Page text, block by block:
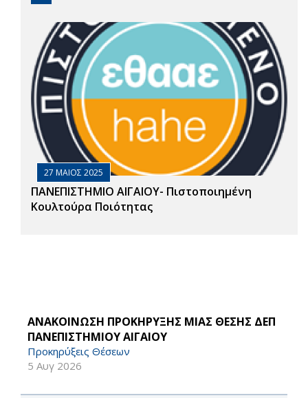
27 ΜΑΙΟΣ 2025
ΠΑΝΕΠΙΣΤΗΜΙΟ ΑΙΓΑΙΟΥ- Πιστοποιημένη
Κουλτούρα Ποιότητας
ΑΝΑΚΟΙΝΩΣΗ ΠΡΟΚΗΡΥΞΗΣ ΜΙΑΣ ΘΕΣΗΣ ΔΕΠ
ΠΑΝΕΠΙΣΤΗΜΙΟΥ ΑΙΓΑΙΟΥ
Προκηρύξεις Θέσεων
5 Αυγ 2026